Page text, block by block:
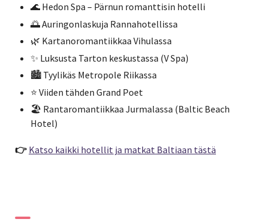
🌊 Hedon Spa – Pärnun romanttisin hotelli
🌅 Auringonlaskuja Rannahotellissa
🌿 Kartanoromantiikkaa Vihulassa
✨ Luksusta Tarton keskustassa (V Spa)
🏙️ Tyylikäs Metropole Riikassa
⭐ Viiden tähden Grand Poet
🏖️ Rantaromantiikkaa Jurmalassa (Baltic Beach
Hotel)
👉 Katso kaikki hotellit ja matkat Baltiaan tästä